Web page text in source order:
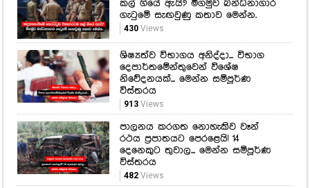
කල් ගියේ ඇයි? මීගමුව බන්ධනාගාර
ගැටුමේ සැඟවුණු කතාව මෙන්න.
430Views
ශිෂ්‍යත්ව විභාගය අනිද්දා... විභාග
දෙපාර්තමේන්තුවෙන් විශේෂ
නිවේදනයක්... මෙන්න සම්පූර්ණ
විස්තරය
913Views
පාලනය කරගත නොහැකිව වෑන්
රථය ප්‍රපාතයට පෙරළෙයි! 14
දෙනෙකුට තුවාල... මෙන්න සම්පූර්ණ
විස්තරය
482Views